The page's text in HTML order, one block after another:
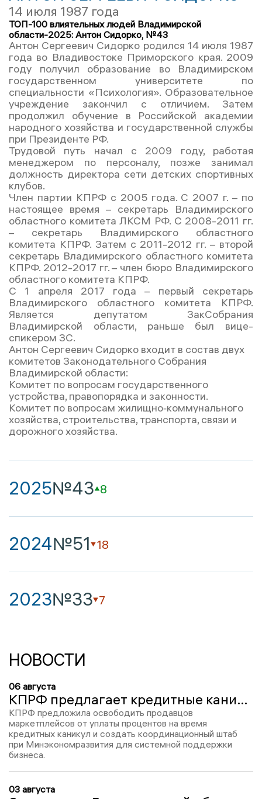
14 июля 1987 года
ТОП-100 влиятельных людей Владимирской
области-2025: Антон Сидорко, №43
Антон Сергеевич Сидорко родился 14 июля 1987
года во Владивостоке Приморского края. 2009
году получил образование во Владимирском
государственном университете по
специальности «Психология». Образовательное
учреждение закончил с отличием. Затем
продолжил обучение в Российской академии
народного хозяйства и государственной службы
при Президенте РФ.
Трудовой путь начал с 2009 году, работая
менеджером по персоналу, позже занимал
должность директора сети детских спортивных
клубов.
Член партии КПРФ с 2005 года. С 2007 г. – по
настоящее время – секретарь Владимирского
областного комитета ЛКСМ РФ. С 2008-2011 гг.
– секретарь Владимирского областного
комитета КПРФ. Затем с 2011-2012 гг. – второй
секретарь Владимирского областного комитета
КПРФ. 2012-2017 гг. – член бюро Владимирского
областного комитета КПРФ.
С 1 апреля 2017 года – первый секретарь
Владимирского областного комитета КПРФ.
Является депутатом ЗакСобрания
Владимирской области, раньше был вице-
спикером ЗС.
Антон Сергеевич Сидорко входит в состав двух
комитетов Законодательного Собрания
Владимирской области:
Комитет по вопросам государственного
устройства, правопорядка и законности.
Комитет по вопросам жилищно‑коммунального
хозяйства, строительства, транспорта, связи и
дорожного хозяйства.
2025№43 8
2024№51 18
2023№33 7
НОВОСТИ
06 августа
КПРФ предлагает кредитные каникулы для продавцов маркетплейсов, потерявших товар из‑за атак
КПРФ предложила освободить продавцов
маркетплейсов от уплаты процентов на время
кредитных каникул и создать координационный штаб
при Минэкономразвития для системной поддержки
бизнеса.
03 августа